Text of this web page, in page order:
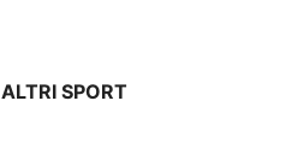
ALTRI SPORT